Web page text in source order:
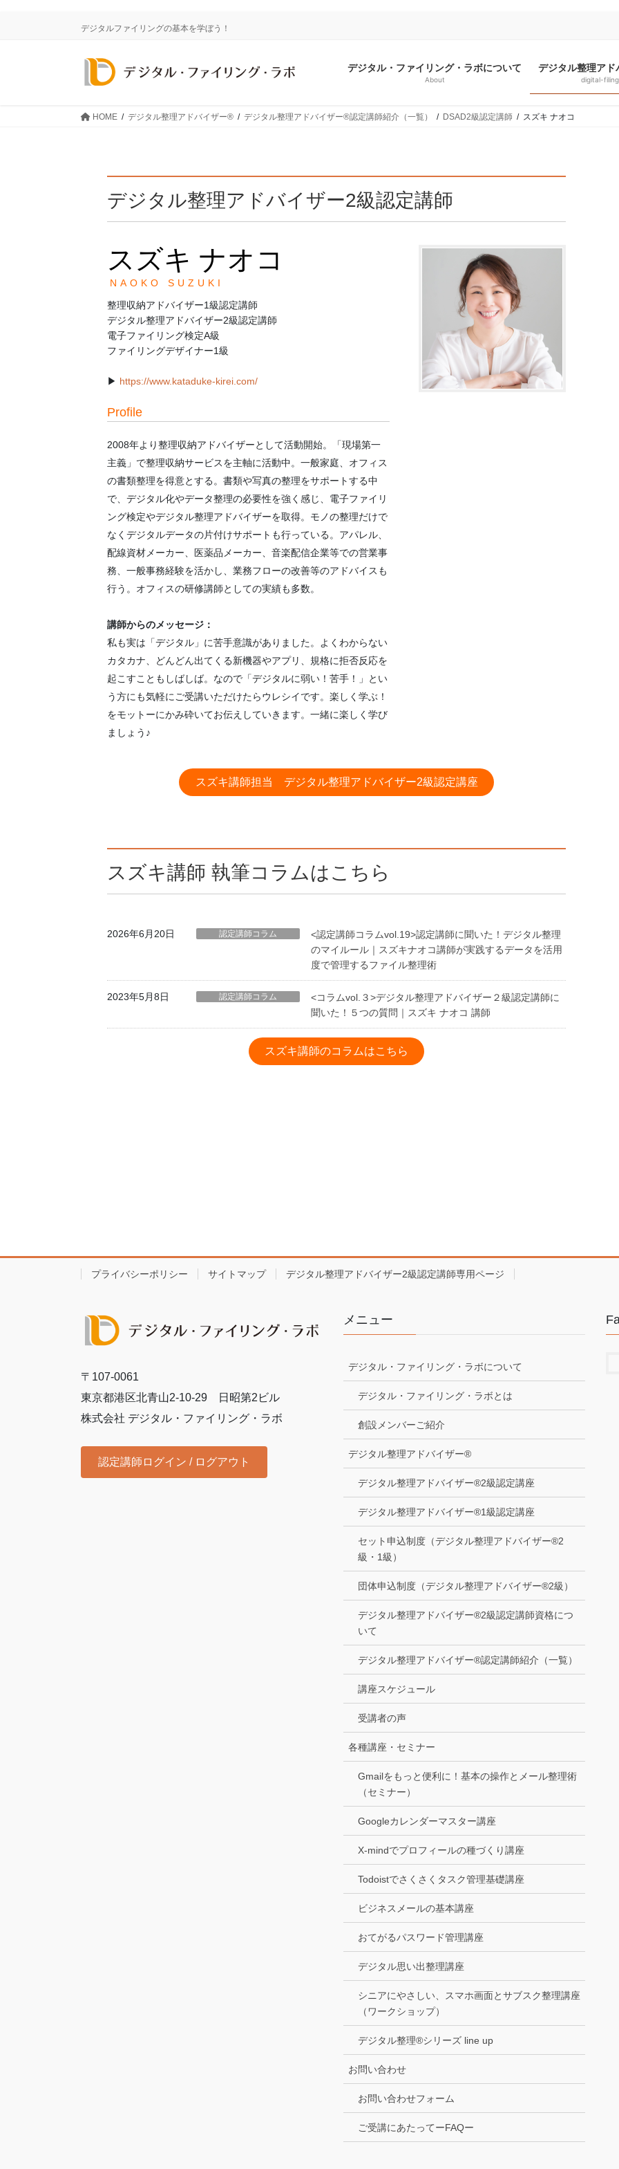
デジタルファイリングの基本を学ぼう！
デジタル・ファイリング・ラボについて
About
デジタル整理ア
digital-filing
HOME デジタル整理アドバイザー® デジタル整理アドバイザー®認定講師紹介（一覧） DSAD2級認定講師 スズキ ナオコ
デジタル整理アドバイザー2級認定講師
スズキ ナオコ
NAOKO SUZUKI
整理収納アドバイザー1級認定講師
デジタル整理アドバイザー2級認定講師
電子ファイリング検定A級
ファイリングデザイナー1級
▶︎ https://www.kataduke-kirei.com/
Profile
2008年より整理収納アドバイザーとして活動開始。「現場第一
主義」で整理収納サービスを主軸に活動中。一般家庭、オフィス
の書類整理を得意とする。書類や写真の整理をサポートする中
で、デジタル化やデータ整理の必要性を強く感じ、電子ファイリ
ング検定やデジタル整理アドバイザーを取得。モノの整理だけで
なくデジタルデータの片付けサポートも行っている。アパレル、
配線資材メーカー、医薬品メーカー、音楽配信企業等での営業事
務、一般事務経験を活かし、業務フローの改善等のアドバイスも
行う。オフィスの研修講師としての実績も多数。
講師からのメッセージ：
私も実は「デジタル」に苦手意識がありました。よくわからない
カタカナ、どんどん出てくる新機器やアプリ、規格に拒否反応を
起こすこともしばしば。なので「デジタルに弱い！苦手！」とい
う方にも気軽にご受講いただけたらウレシイです。楽しく学ぶ！
をモットーにかみ砕いてお伝えしていきます。一緒に楽しく学び
ましょう♪
スズキ講師担当 デジタル整理アドバイザー2級認定講座
スズキ講師 執筆コラムはこちら
2026年6月20日 認定講師コラム
<認定講師コラムvol.19>認定講師に聞いた！デジタル整理
のマイルール｜スズキナオコ講師が実践するデータを活用
度で管理するファイル整理術
2023年5月8日 認定講師コラム
<コラムvol.３>デジタル整理アドバイザー２級認定講師に
聞いた！５つの質問｜スズキ ナオコ 講師
スズキ講師のコラムはこちら
プライバシーポリシー サイトマップ デジタル整理アドバイザー2級認定講師専用ページ
〒107-0061
東京都港区北青山2-10-29 日昭第2ビル
株式会社 デジタル・ファイリング・ラボ
認定講師ログイン / ログアウト
メニュー
デジタル・ファイリング・ラボについて
デジタル・ファイリング・ラボとは
創設メンバーご紹介
デジタル整理アドバイザー®
デジタル整理アドバイザー®2級認定講座
デジタル整理アドバイザー®1級認定講座
セット申込制度（デジタル整理アドバイザー®2
級・1級）
団体申込制度（デジタル整理アドバイザー®2級）
デジタル整理アドバイザー®2級認定講師資格につ
いて
デジタル整理アドバイザー®認定講師紹介（一覧）
講座スケジュール
受講者の声
各種講座・セミナー
Gmailをもっと便利に！基本の操作とメール整理術
（セミナー）
Googleカレンダーマスター講座
X-mindでプロフィールの種づくり講座
Todoistでさくさくタスク管理基礎講座
ビジネスメールの基本講座
おてがるパスワード管理講座
デジタル思い出整理講座
シニアにやさしい、スマホ画面とサブスク整理講座
（ワークショップ）
デジタル整理®シリーズ line up
お問い合わせ
お問い合わせフォーム
ご受講にあたってーFAQー